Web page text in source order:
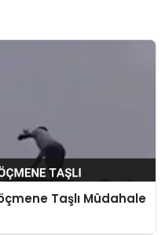
Taşlı Müdahale